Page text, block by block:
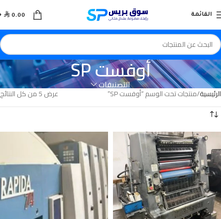
القائمة  0.00
أوفست SP
التصنيفات
الرئيسية منتجات تحت الوسم “أوفست SP” عرض ⁦5⁩ من كل النتائج